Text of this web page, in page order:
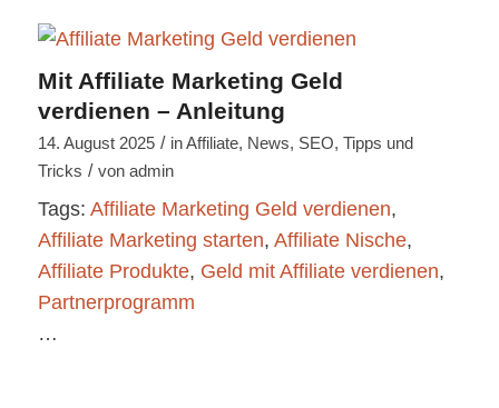
Mit Affiliate Marketing Geld
verdienen – Anleitung
14. August 2025 / inAffiliate, News, SEO, Tipps und
Tricks / von admin
Tags: Affiliate Marketing Geld verdienen,
Affiliate Marketing starten, Affiliate Nische,
Affiliate Produkte, Geld mit Affiliate verdienen,
Partnerprogramm
…